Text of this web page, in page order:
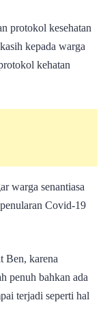
protokol kesehatan
kepada warga
kehatan
warga senantiasa
Covid-19
Ben, karena
penuh bahkan ada
terjadi seperti hal